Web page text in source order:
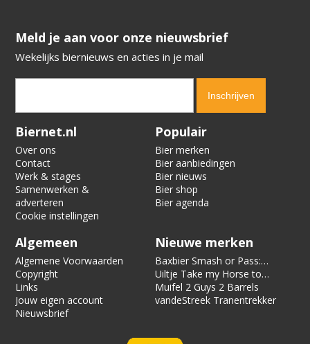
​​​​​​​Meld je aan voor onze nieuwsbrief
Wekelijks biernieuws en acties in je mail
Verification code:
Biernet.nl
Over ons
Contact
Werk & stages
Samenwerken &
adverteren
Cookie instellingen
Populair
Bier merken
Bier aanbiedingen
Bier nieuws
Bier shop
Bier agenda
Algemeen
Algemene Voorwaarden
Copyright
Links
Jouw eigen account
Nieuwsbrief
Nieuwe merken
Baxbier Smash or Pass:
Strata
Uiltje Take my Horse to
the Hotel Room
Muifel 2 Guys 2 Barrels
vandeStreek Tranentrekker